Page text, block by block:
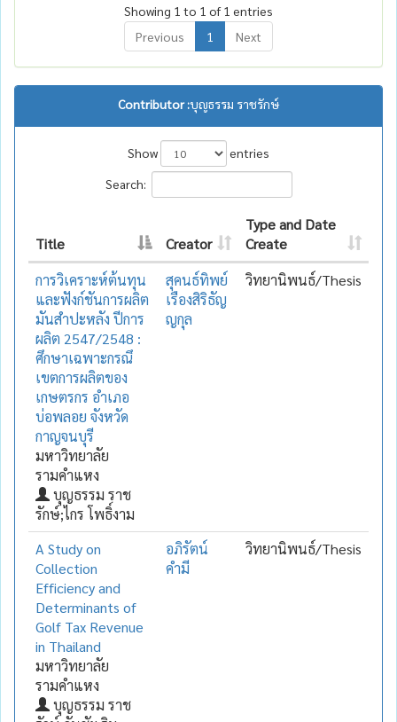
Showing 1 to 1 of 1 entries
Previous
1 Next
Contributor :บุญธรรม ราชรักษ์
Show
entries
Search:
Title Creator
Type and Date
Create
การวิเคราะห์ต้นทุน
และฟังก์ชันการผลิต
มันสำปะหลัง ปีการ
ผลิต 2547/2548 :
ศึกษาเฉพาะกรณึ
เขตการผลิตของ
เกษตรกร อำเภอ
บ่อพลอย จังหวัด
กาญจนบุรี
มหาวิทยาลัย
รามคำแหง
บุญธรรม ราช
รักษ์;ไกร โพธิ์งาม
สุคนธ์ทิพย์
เรืองสิริธัญ
ญกุล
วิทยานิพนธ์/Thesis
A Study on
Collection
Efficiency and
Determinants of
Golf Tax Revenue
in Thailand
มหาวิทยาลัย
รามคำแหง
บุญธรรม ราช
อภิรัตน์
คำมี
วิทยานิพนธ์/Thesis